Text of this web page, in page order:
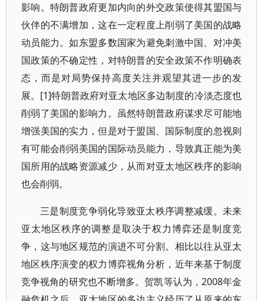
影响。特朗普政府更加内向的外交政策使得其盟国与
伙伴的不满增加，这在一定程度上削弱了美国的战略
动员能力。如东盟多数国家为避免刺激中国、对冲美
国政策的不确定性，对特朗普的安全政策不作明确表
态，而是对局势保持高度关注并观望其进一步的发
展。[1]特朗普政府对亚太地区多边制度的冷淡态度也
削弱了美国的影响力。虽然特朗普政府谋求尽可能地
增强美国的实力，但是对于盟国、国际制度的忽视则
有可能会削弱美国的国际动员能力，导致真正能为美
国所用的战略资源减少，从而对亚太地区秩序的影响
也会削弱。
三是制度竞争弱化导致亚太秩序调整减缓。未来
亚太地区秩序的调整是取决于权力博弈还是制度竞
争，这与地区规范的演进不可分割。相比以往从亚太
地区秩序演变的权力博弈视角分析，近年来基于制度
竞争视角的研究也不断增多。贺凯等认为，2008年金